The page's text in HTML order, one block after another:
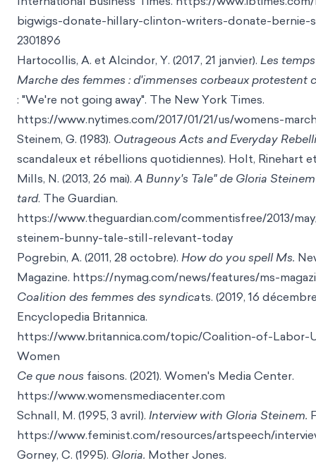
bigwigs-donate-hillary-clinton-writers-donate-bernie-
2301896
Hartocollis, A. et Alcindor, Y. (2017, 21 janvier). Les
Marche des femmes : d'immenses corbeaux protestent
: "We're not going away". The New York Times.
https://www.nytimes.com/2017/01/21/us/womens-
Steinem, G. (1983). Outrageous Acts and Everyday
scandaleux et rébellions quotidiennes). Holt, Rinehart
Mills, N. (2013, 26 mai).A Bunny's Tale" de Gloria
tard. The Guardian.
https://www.theguardian.com/commentisfree/2013/
steinem-bunny-tale-still-relevant-today
Pogrebin, A. (2011, 28 octobre). How do you spell Ms.
Magazine. https://nymag.com/news/features/ms-
Coalition des femmes des syndicats. (2019, 16
Encyclopedia Britannica.
https://www.britannica.com/topic/Coalition-of-Labor-
Women
Ce que nous faisons. (2021). Women's Media Center.
https://www.womensmediacenter.com
Schnall, M. (1995, 3 avril). Interview with Gloria Steinem.
https://www.feminist.com/resources/artspeech/
Gorney, C. (1995). Gloria. Mother Jones.